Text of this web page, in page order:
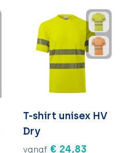
T-shirt unisex HV
Dry
vanaf € 24,83